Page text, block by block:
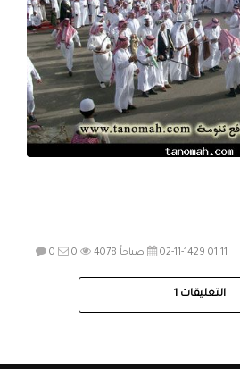
02-11-1429 01:11 صباحاً
0 0 4078
التعليقات 1